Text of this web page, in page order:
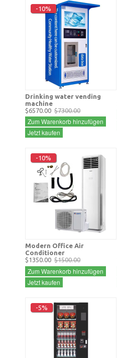
-10%
Drinking water vending
machine
$6570.00 $7300.00
Zum Warenkorb hinzufügen
Jetzt kaufen
-10%
Modern Office Air
Conditioner
$1350.00 $1500.00
Zum Warenkorb hinzufügen
Jetzt kaufen
-5%